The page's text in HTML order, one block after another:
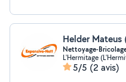
Helder Mateus
Nettoyage-
L'Hermitage
5/5 (2 avis)